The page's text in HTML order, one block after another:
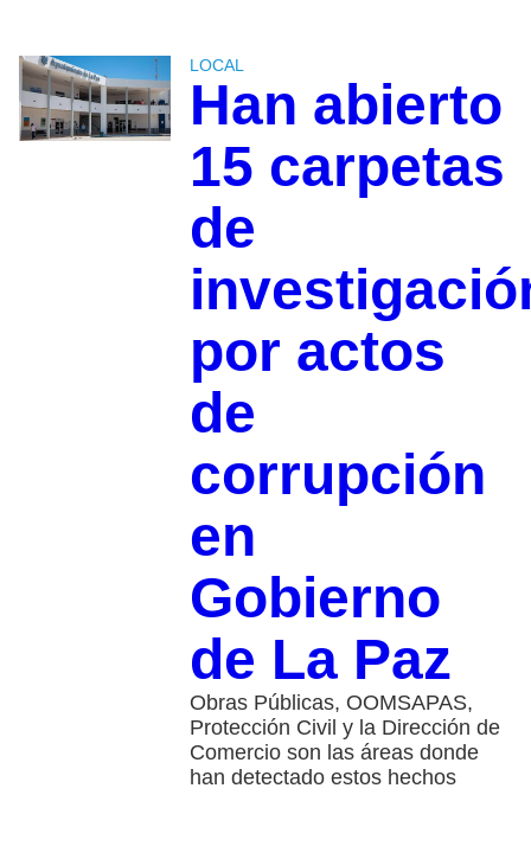
LOCAL
Han abierto
15 carpetas
de
por actos
de
corrupción
en
Gobierno
de La Paz
Obras Públicas, OOMSAPAS,
Protección Civil y la Dirección de
Comercio son las áreas donde
han detectado estos hechos